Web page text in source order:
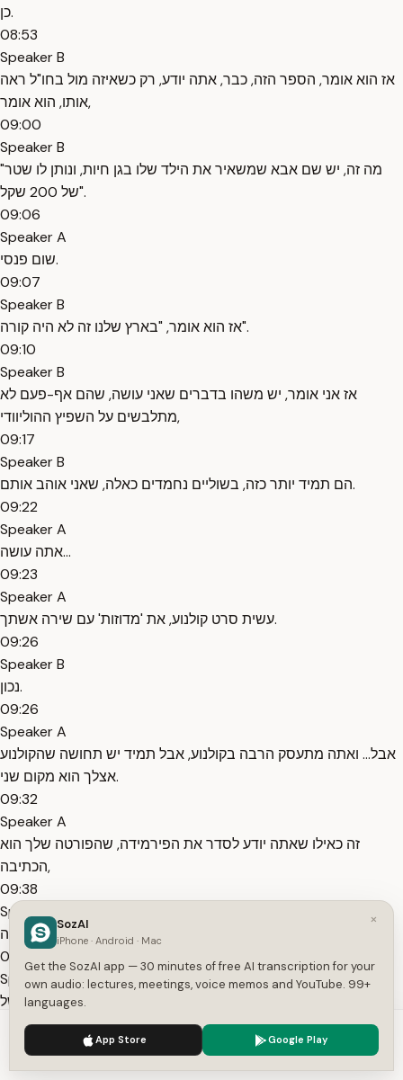
כן.
08:53
Speaker B
אז הוא אומר, הספר הזה, כבר, אתה יודע, רק כשאיזה מול בחו"ל ראה
אותו, הוא אומר,
09:00
Speaker B
"מה זה, יש שם אבא שמשאיר את הילד שלו בגן חיות, ונותן לו שטר
של 200 שקל".
09:06
Speaker A
שום פנסי.
09:07
Speaker B
אז הוא אומר, "בארץ שלנו זה לא היה קורה".
09:10
Speaker B
אז אני אומר, יש משהו בדברים שאני עושה, שהם אף-פעם לא
מתלבשים על השפיץ ההוליוודי,
09:17
Speaker B
הם תמיד יותר כזה, בשוליים נחמדים כאלה, שאני אוהב אותם.
09:22
Speaker A
אתה עושה...
09:23
Speaker A
עשית סרט קולנוע, את 'מדוזות' עם שירה אשתך.
09:26
Speaker B
נכון.
09:26
Speaker A
אבל... ואתה מתעסק הרבה בקולנוע, אבל תמיד יש תחושה שהקולנוע
אצלך הוא מקום שני.
09:32
Speaker A
זה כאילו שאתה יודע לסדר את הפירמידה, שהפורטה שלך הוא
הכתיבה,
09:38
Speaker A
09:41
Speaker B
תראה, אני חושב שכמעט כל הדברים שאני עושה הם סוג של
תחביבים.
09:47
Speaker B
We use cookies to enhance your experience.
×
SozAI
iPhone · Android · Mac
Get the SozAI app — 30 minutes of free AI transcription for your
own audio: lectures, meetings, voice memos and YouTube. 99+
languages.
App Store Google Play